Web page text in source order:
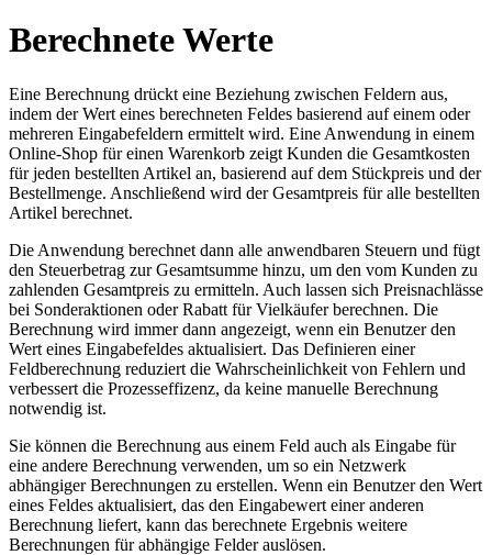
Berechnete Werte
Eine Berechnung drückt eine Beziehung zwischen Feldern aus,
indem der Wert eines berechneten Feldes basierend auf einem oder
mehreren Eingabefeldern ermittelt wird. Eine Anwendung in einem
Online-Shop für einen Warenkorb zeigt Kunden die Gesamtkosten
für jeden bestellten Artikel an, basierend auf dem Stückpreis und der
Bestellmenge. Anschließend wird der Gesamtpreis für alle bestellten
Artikel berechnet.
Die Anwendung berechnet dann alle anwendbaren Steuern und fügt
den Steuerbetrag zur Gesamtsumme hinzu, um den vom Kunden zu
zahlenden Gesamtpreis zu ermitteln. Auch lassen sich Preisnachlässe
bei Sonderaktionen oder Rabatt für Vielkäufer berechnen. Die
Berechnung wird immer dann angezeigt, wenn ein Benutzer den
Wert eines Eingabefeldes aktualisiert. Das Definieren einer
Feldberechnung reduziert die Wahrscheinlichkeit von Fehlern und
verbessert die Prozesseffizenz, da keine manuelle Berechnung
notwendig ist.
Sie können die Berechnung aus einem Feld auch als Eingabe für
eine andere Berechnung verwenden, um so ein Netzwerk
abhängiger Berechnungen zu erstellen. Wenn ein Benutzer den Wert
eines Feldes aktualisiert, das den Eingabewert einer anderen
Berechnung liefert, kann das berechnete Ergebnis weitere
Berechnungen für abhängige Felder auslösen.